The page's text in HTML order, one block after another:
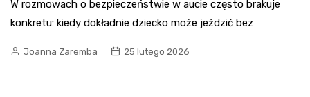
W rozmowach o bezpieczeństwie w aucie często brakuje
konkretu: kiedy dokładnie dziecko może jeździć bez
Joanna Zaremba 25 lutego 2026